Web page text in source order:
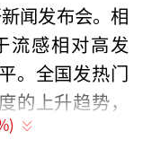
闻发布会。相
流感相对高发
。全国发热门
的上升趋势，
现医疗资源明